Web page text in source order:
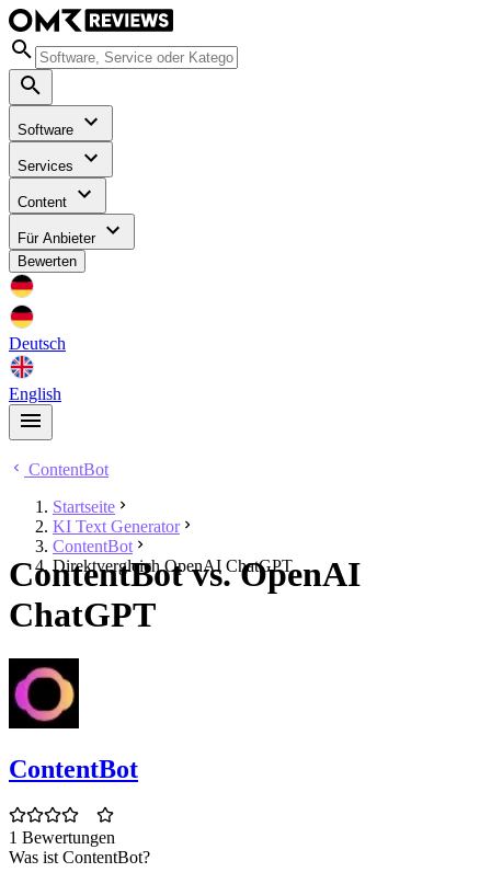
Software
Services
Content
Für Anbieter
Bewerten
Deutsch
English
ContentBot
Startseite
KI Text Generator
ContentBot
Direktvergleich OpenAI ChatGPT
ContentBot vs. OpenAI
ChatGPT
ContentBot
1 Bewertungen
Was ist ContentBot?